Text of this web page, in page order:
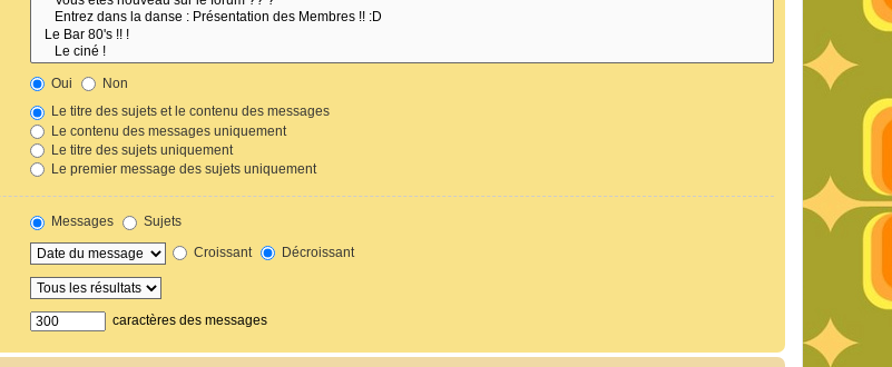
Oui
Non
Le titre des sujets et le contenu des messages
Le contenu des messages uniquement
Le titre des sujets uniquement
Le premier message des sujets uniquement
Messages
Sujets
Croissant Décroissant
caractères des messages